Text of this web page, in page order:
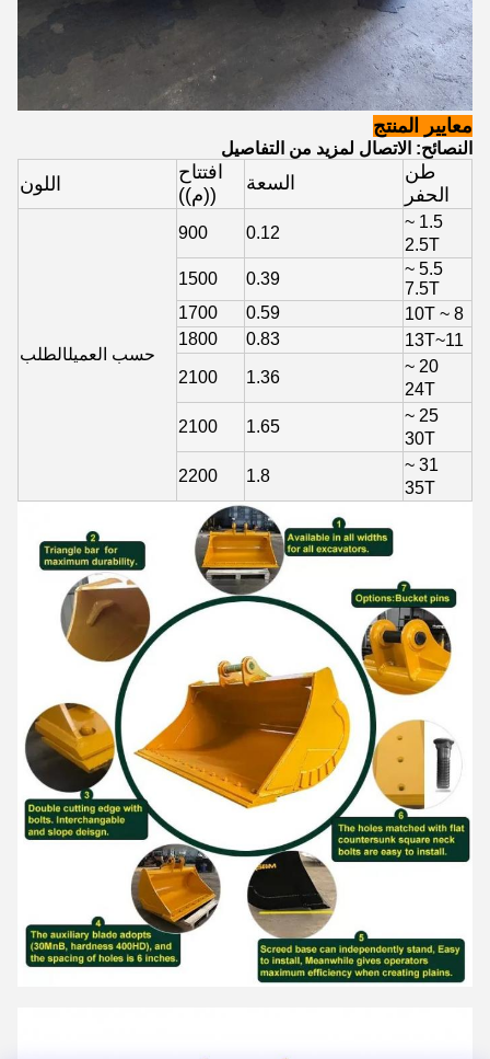
معايير المنتج
النصائح: الاتصال لمزيد من التفاصيل
طن
الحفر
السعة
افتتاح
((م))
اللون
1.5 ~
2.5T
0.12
900
حسب العميلالطلب
5.5 ~
7.5T
0.39
1500
8 ~ 10T
0.59
1700
11~13T
0.83
1800
20 ~
24T
1.36
2100
25 ~
30T
1.65
2100
31 ~
35T
1.8
2200